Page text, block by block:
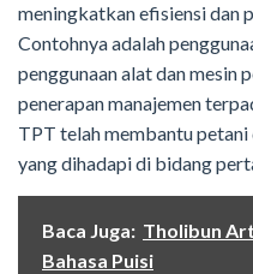
meningkatkan efisiensi dan
Contohnya adalah
penggunaan alat dan mesin
penerapan manajemen
TPT telah membantu
yang dihadapi di bidang
Baca Juga: Tholibun
Bahasa Puisi